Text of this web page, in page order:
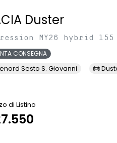
Duster
MY26 hybrid 155
CONSEGNA
Sesto S. Giovanni
di Listino